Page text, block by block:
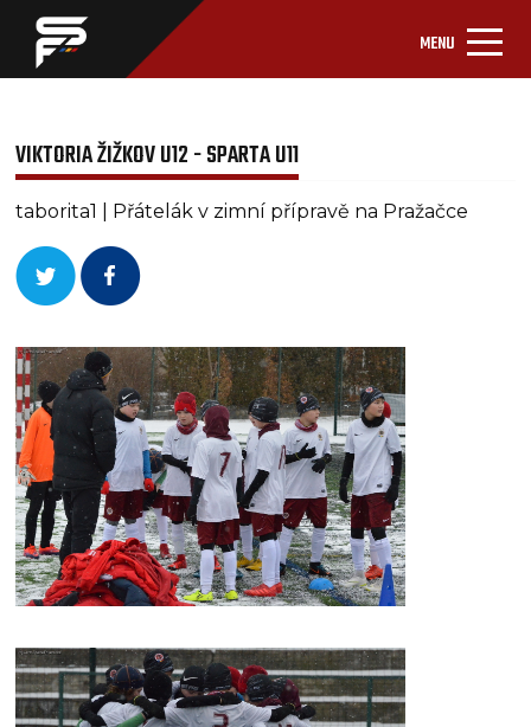
MENU
VIKTORIA ŽIŽKOV U12 - SPARTA U11
taborita1 | Přátelák v zimní přípravě na Pražačce